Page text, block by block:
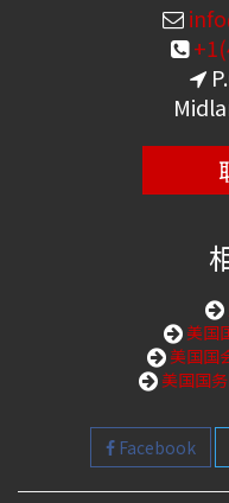
美国
美国国
美国国
Facebook